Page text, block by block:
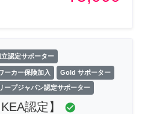
認定サポーター
ーカー保険加入 Gold サポーター
ープジャパン認定サポーター
認定】 check_circle